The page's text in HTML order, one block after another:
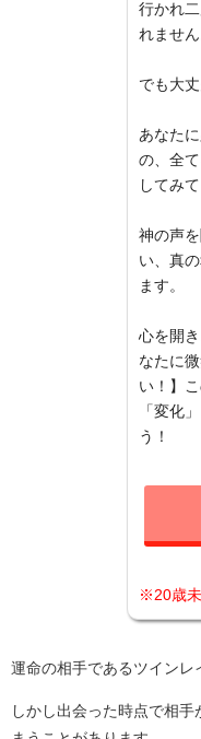
行かれ
れません
でも大
あなた
の、全
してみ
神の声
い、真
ます。
心を開
なたに
い！】
「変化
う！
※20歳
運命の相手であるツインレ
しかし出会った時点で相